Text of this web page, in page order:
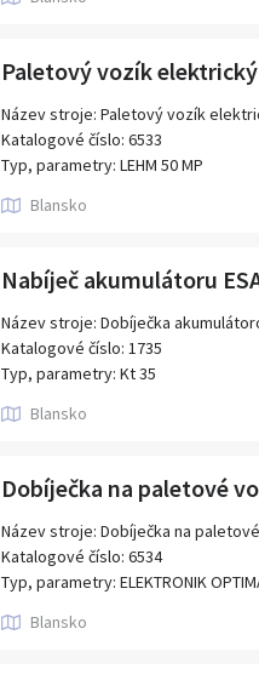
1963
Název stroje: Paletový vozík
Katalogové číslo: 6533
Typ, parametry: LEHM 50 MP
Popis:
motor 2000 W
hydraulika 2000 W
baterie 24 V
Blansko
Název stroje: Dobíječka
Katalogové číslo: 1735
Typ, parametry: Kt 35
Blansko
Název stroje: Dobíječka na
Katalogové číslo: 6534
Typ, parametry: ELEKTRONIK
Blansko